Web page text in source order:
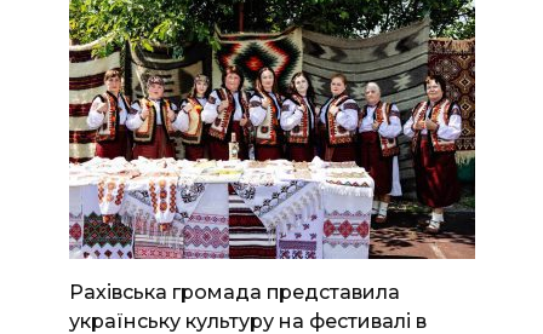
Рахівська громада представила
українську культуру на фестивалі в